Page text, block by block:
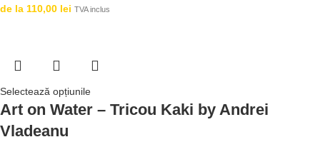
de la 110,00 lei TVA inclus
Selectează opțiunile
Art on Water – Tricou Kaki by Andrei
Vladeanu